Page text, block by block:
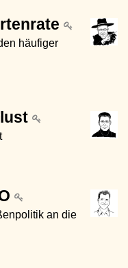
häufiger
an die